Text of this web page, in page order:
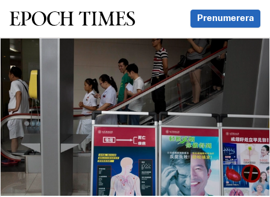
Svenska Epoch Times Prenumerera